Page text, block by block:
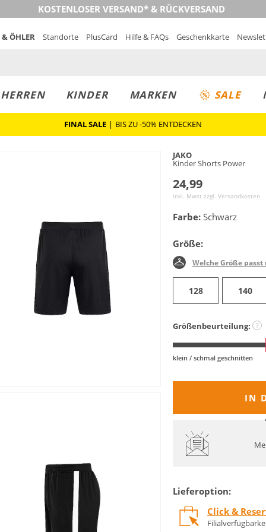
KOSTENLOSER VERSAND* & RÜCKVERSAND
ÖHLER Standorte PlusCard Hilfe & FAQs Geschenkkarte
HERREN KINDER MARKEN SALE
FINAL SALE | BIS ZU -50% ENTDECKEN
JAKO
Kinder Shorts Power
24,99
inkl. Mwst zzgl. Versandkosten
Farbe: Schwarz
Größe:
Welche Größe passt
128 140
Größenbeurteilung: ?
klein / schmal geschnitten
IN
Lieferoption:
Click &